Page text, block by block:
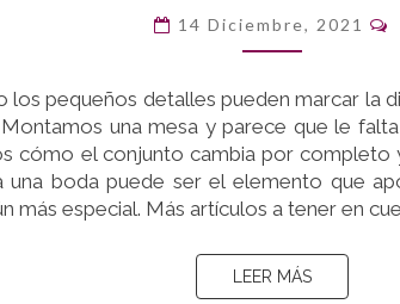
BODA:
UN
QUE
MARCA
LA
DE
LA
14 Diciembre, 2021
los pequeños detalles pueden marcar la
una mesa y parece que le
cómo el conjunto cambia por completo
boda puede ser el elemento que
más especial. Más artículos a tener en
LEER MÁSLEER MÁS